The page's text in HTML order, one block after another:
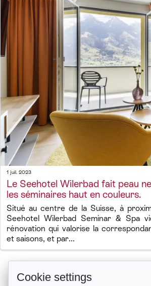
1 juil. 2023
Le Seehotel Wilerbad fait peau
les séminaires haut en couleurs.
Situé au centre de la Suisse, à
Seehotel Wilerbad Seminar & Spa
rénovation qui valorise la
et saisons, et par...
Préc 192021
Cookie settings